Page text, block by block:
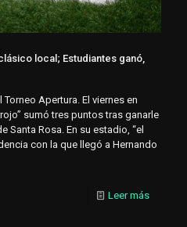
local; Estudiantes ganó,
Apertura. El viernes en
sumó tres puntos tras ganarle
Santa Rosa. En su estadio, “el
con la que llegó a Hernando
Leer más